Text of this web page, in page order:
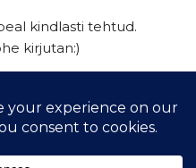
kindlasti tehtud.
kirjutan:)